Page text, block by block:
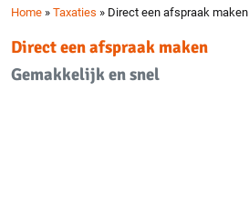
Home » Taxaties » Direct een afspraak maken
Direct een afspraak maken
Gemakkelijk en snel